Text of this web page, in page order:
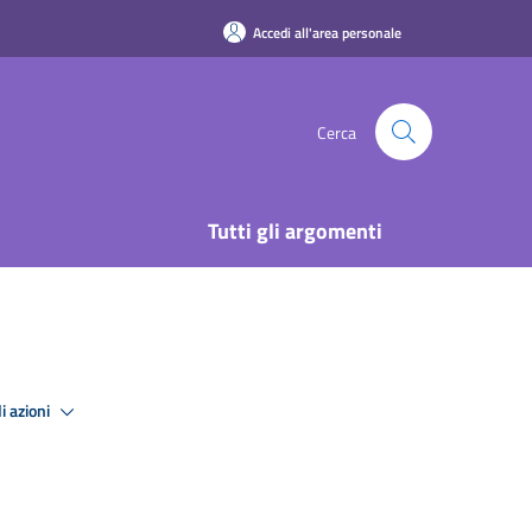
Accedi all'area personale
Cerca
Tutti gli argomenti
azioni